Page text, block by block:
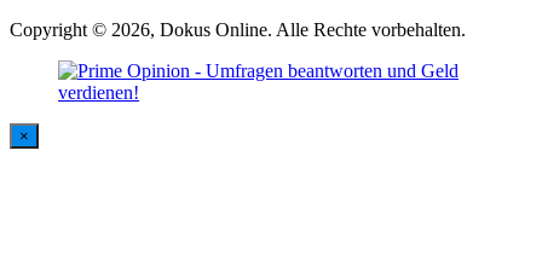
Copyright © 2026, Dokus Online. Alle Rechte vorbehalten.
×